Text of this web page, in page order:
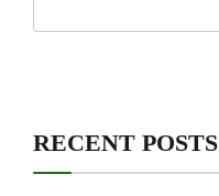
RECENT POSTS